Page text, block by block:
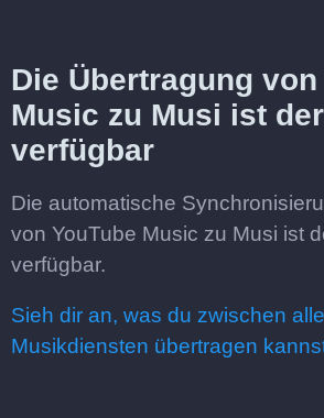
Die Übertragung von
Music zu Musi ist
verfügbar
Die automatische
von YouTube Music zu Musi ist
verfügbar.
Sieh dir an, was du zwischen
Musikdiensten übertragen